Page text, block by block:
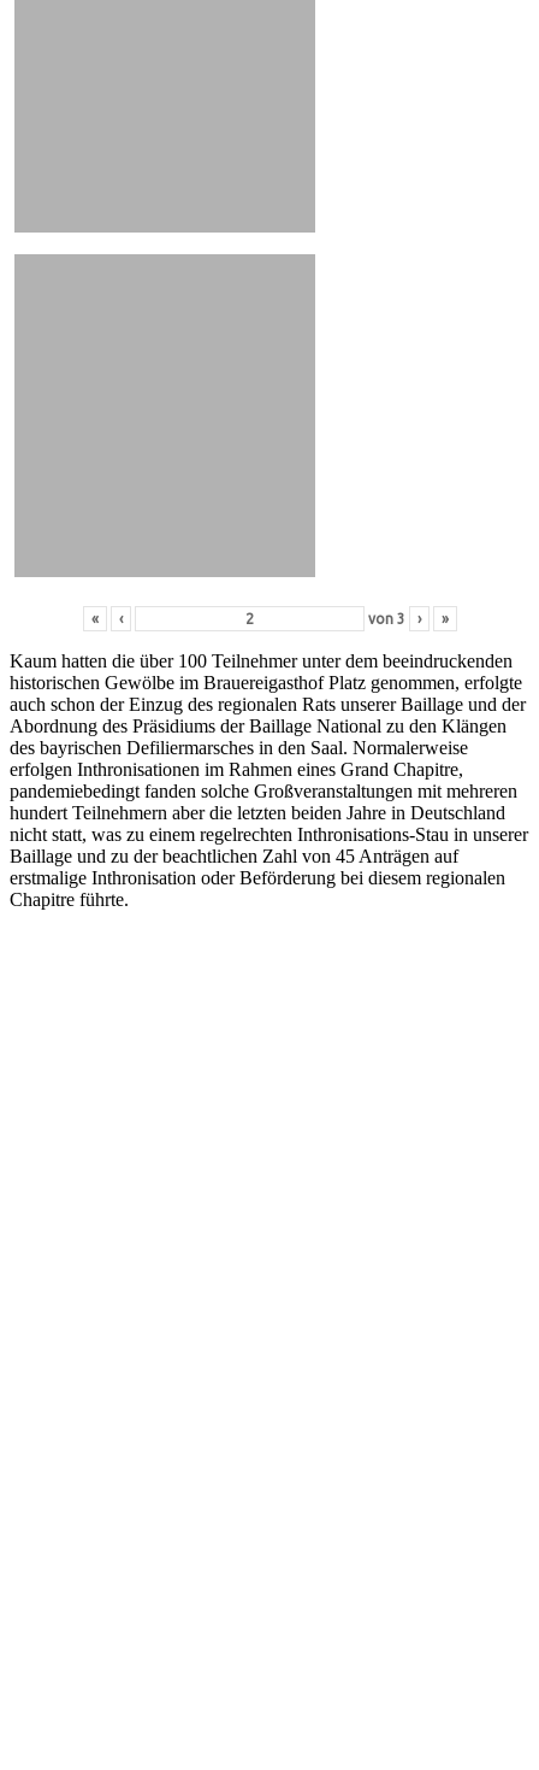
« ‹ von 3 › »
Kaum hatten die über 100 Teilnehmer unter dem beeindruckenden
historischen Gewölbe im Brauereigasthof Platz genommen, erfolgte
auch schon der Einzug des regionalen Rats unserer Baillage und der
Abordnung des Präsidiums der Baillage National zu den Klängen
des bayrischen Defiliermarsches in den Saal. Normalerweise
erfolgen Inthronisationen im Rahmen eines Grand Chapitre,
pandemiebedingt fanden solche Großveranstaltungen mit mehreren
hundert Teilnehmern aber die letzten beiden Jahre in Deutschland
nicht statt, was zu einem regelrechten Inthronisations-Stau in unserer
Baillage und zu der beachtlichen Zahl von 45 Anträgen auf
erstmalige Inthronisation oder Beförderung bei diesem regionalen
Chapitre führte.